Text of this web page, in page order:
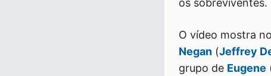
os sobreviventes.
O vídeo mostra
Negan (Jeffrey
grupo de Eugene